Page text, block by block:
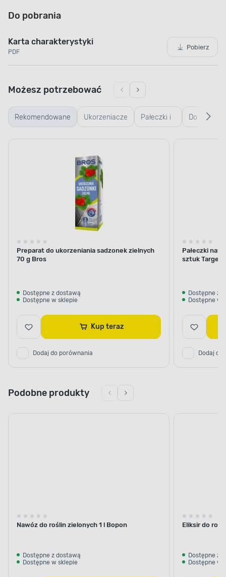
Do pobrania
Karta charakterystyki
PDF
Pobierz
Rekomendowane Ukorzeniacze
i regulatory
wzrostu
Pałeczki i
aplikatory
Do
warzyw/
Możesz potrzebować
Preparat do ukorzeniania sadzonek zielnych
70 g Bros
Dostępne z dostawą
Dostępne w sklepie
Kup teraz
Dodaj do porównania
Pałeczki
sztuk Target
Dostępne z
Dostępne w
Dodaj do
Podobne produkty
Nawóz do roślin zielonych 1 l Bopon
Dostępne z dostawą
Dostępne w sklepie
Eliksir do
Dostępne z
Dostępne w